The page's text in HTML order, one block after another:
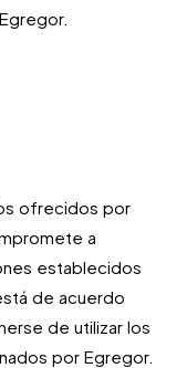
ofrecidos por
a
establecidos
de acuerdo
de utilizar los
por Egregor.